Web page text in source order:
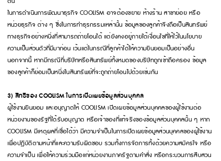
ในการดำเนินการพัฒนาธุรกิจ COOLISM อาจต้องขยาย ห้างร้าน สาขาย่อย หรือ
หน่วยธุรกิจ ต่าง ๆ ซึ่งในการทำธุรกรรมเหล่านั้น ข้อมูลของลูกค้าจึงถือเป็นสินทรัพย์
ทางธุรกิจอย่างหนึ่งที่สามารถถ่ายโอนได้ แต่ยังคงอยู่ภายใต้เงื่อนไขที่ให้ไว้ในนโยบาย
ความเป็นส่วนตัวที่มีมาก่อน เว้นแต่ในกรณีที่ลูกค้าได้ให้ความยินยอมเป็นอย่างอื่น
นอกจากนี้ หากมีกรณีที่บริษัทหรือสินทรัพย์ทั้งหมดของบริษัทถูกเข้าถือครอง ข้อมูล
ของลูกค้าก็ย่อมเป็นหนึ่งในสินทรัพย์ที่จะถูกถ่ายโอนไปด้วยเช่นกัน
3) สิทธิของ COOLISM ในการเปิดเผยข้อมูลส่วนบุคคล
ผู้ใช้งานยินยอม และอนุญาตให้ COOLISM เปิดเผยข้อมูลส่วนบุคคลของผู้ใช้งานต่อ
หน่วยงานของรัฐที่ได้รับอนุญาต หรือเจ้าของที่แท้จริงของข้อมูลส่วนบุคคลนั้น ๆ หาก
COOLISM มีเหตุผลที่เชื่อได้ว่า มีความจำเป็นในการเปิดเผยข้อมูลส่วนบุคคลของผู้ใช้งาน
เพื่อปฎิบัติตามหน้าที่และความรับผิดชอบ รวมทั้งการจัดการทั้งด้วยความสมัครใจ หรือ
ความจำเป็น เพื่อให้ความร่วมมือแก่หน่วยงานภาครัฐตามคำสั่ง หรือกระบวนการสืบสวน